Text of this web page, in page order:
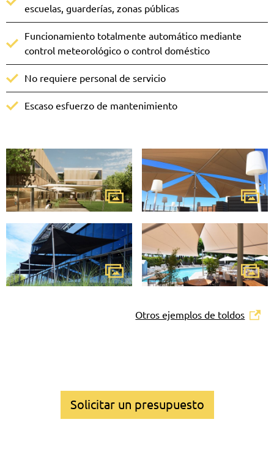
escuelas, guarderías, zonas públicas
Funcionamiento totalmente automático mediante
control meteorológico o control doméstico
No requiere personal de servicio
Escaso esfuerzo de mantenimiento
Otros ejemplos de toldos
Solicitar un presupuesto